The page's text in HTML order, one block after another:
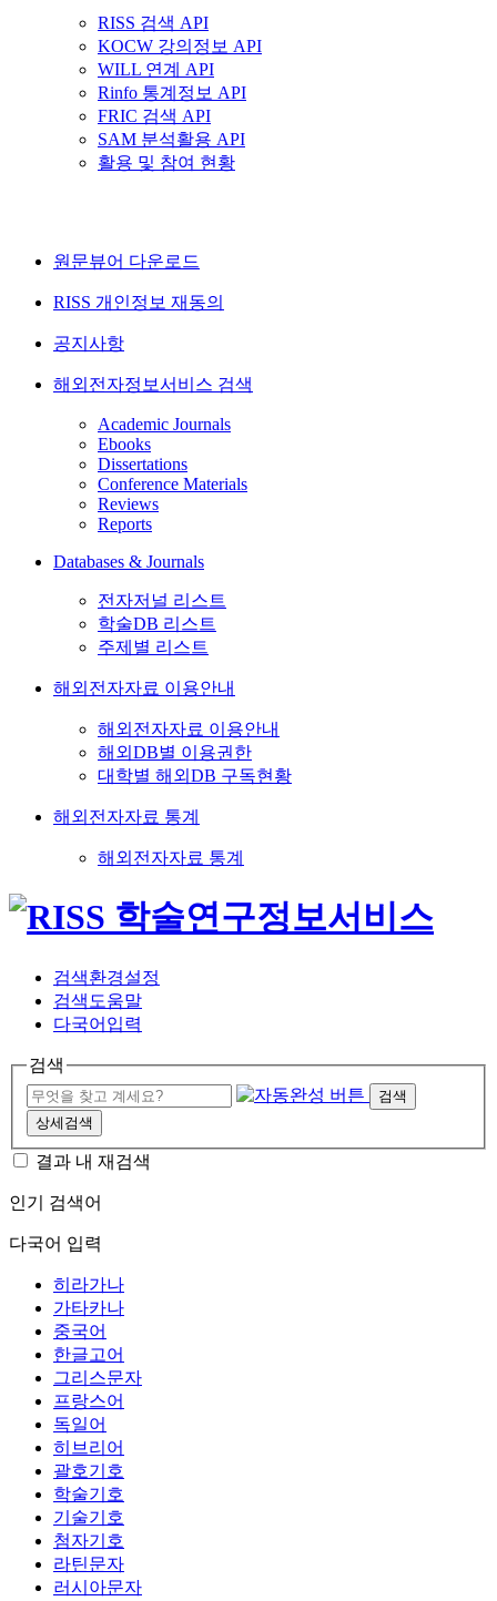
RISS 검색 API
KOCW 강의정보 API
WILL 연계 API
Rinfo 통계정보 API
FRIC 검색 API
SAM 분석활용 API
활용 및 참여 현황
원문뷰어 다운로드
RISS 개인정보 재동의
공지사항
해외전자정보서비스 검색
Academic Journals
Ebooks
Dissertations
Conference Materials
Reviews
Reports
Databases & Journals
전자저널 리스트
학술DB 리스트
주제별 리스트
해외전자자료 이용안내
해외전자자료 이용안내
해외DB별 이용권한
대학별 해외DB 구독현황
해외전자자료 통계
해외전자자료 통계
검색환경설정
검색도움말
다국어입력
검색
검색
상세검색
결과 내 재검색
인기 검색어
다국어 입력
히라가나
가타카나
중국어
한글고어
그리스문자
프랑스어
독일어
히브리어
괄호기호
학술기호
기술기호
첨자기호
라틴문자
러시아문자